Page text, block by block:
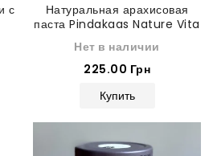
с
Натуральная арахисовая
паста Pindakaas Nature Vita
Нет в наличии
225.00 Грн
Купить